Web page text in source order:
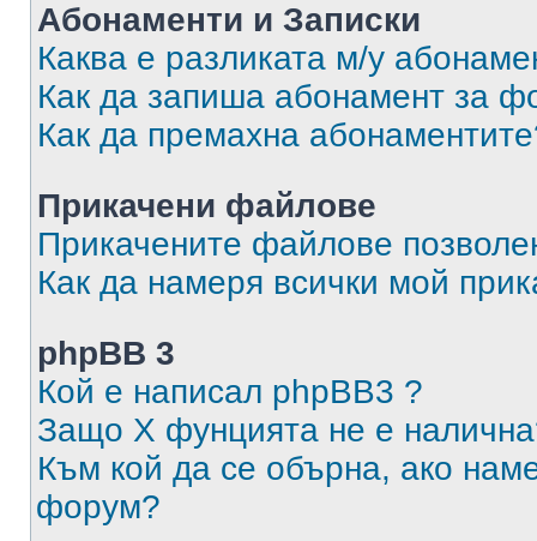
Абонаменти и Записки
Каква е разликата м/у
Как да запиша абонамент за
Как да премахна
Прикачени файлове
Прикачените файлове
Как да намеря всички мой
phpBB 3
Кой е написал phpBB3 ?
Защо X фунцията не е
Към кой да се обърна, ако
форум?